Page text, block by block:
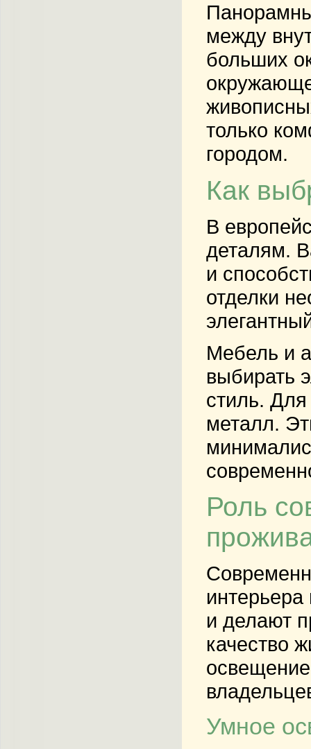
между
больших
только
городом.
Как
В
деталям.
и
отделки
Мебель и
выбирать
стиль.
металл.
Роль
и делают
качество
Умное